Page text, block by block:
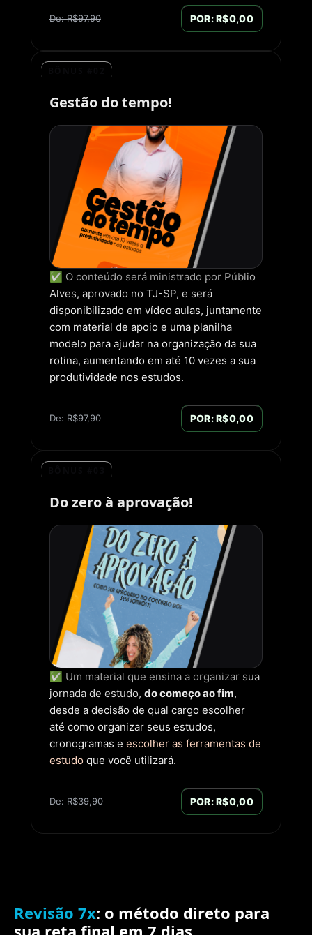
De: R$97,90 POR: R$0,00
Gestão do tempo!
✅ O conteúdo será ministrado por Públio
Alves, aprovado no TJ-SP, e será
disponibilizado em vídeo aulas, juntamente
com material de apoio e uma planilha
modelo para ajudar na organização da sua
rotina, aumentando em até 10 vezes a sua
produtividade nos estudos.
De: R$97,90 POR: R$0,00
Do zero à aprovação!
✅ Um material que ensina a organizar sua
jornada de estudo, do começo ao fim,
desde a decisão de qual cargo escolher
até como organizar seus estudos,
cronogramas e escolher as ferramentas de
estudo que você utilizará.
De: R$39,90 POR: R$0,00
Revisão 7x: o método direto para